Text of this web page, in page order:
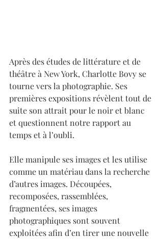
Après des études de littérature et de
théâtre à New York, Charlotte Bovy se
tourne vers la photographie. Ses
premières expositions révèlent tout de
suite son attrait pour le noir et blanc
et questionnent notre rapport au
temps et à l’oubli.
Elle manipule ses images et les utilise
comme un matériau dans la recherche
d’autres images. Découpées,
recomposées, rassemblées,
fragmentées, ses images
photographiques sont souvent
exploitées afin d’en tirer une nouvelle